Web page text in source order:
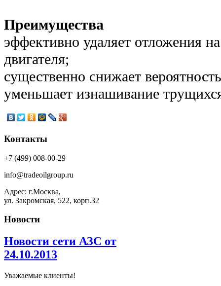
Преимущества
эффективно удаляет отложения
двигателя;
существенно снижает
уменьшает изнашивание
Контакты
+7 (499) 008-00-29
info@tradeoilgroup.ru
Адрес: г.Москва,
ул. Закромская, 522, корп.32
Новости
Новости сети АЗС от
24.10.2013
Уважаемые клиенты!